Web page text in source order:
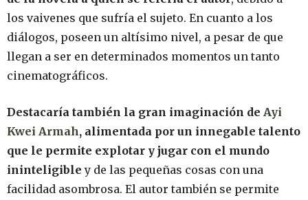
los vaivenes que sufría el sujeto. En cuanto a los
diálogos, poseen un altísimo nivel, a pesar de que
llegan a ser en determinados momentos un tanto
cinematográficos.
Destacaría también la gran imaginación de Ayi
Kwei Armah, alimentada por un innegable talento
que le permite explotar y jugar con el mundo
ininteligible y de las pequeñas cosas con una
facilidad asombrosa. El autor también se permite